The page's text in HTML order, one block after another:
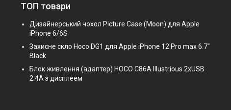
ТОП товари
Дизайнерський чохол Picture Case (Moon) для Apple
iPhone 6/6S
Захисне скло Hoco DG1 для Apple iPhone 12 Pro max 6.7"
Black
Блок живлення (адаптер) HOCO C86A Illustrious 2xUSB
2.4A з дисплеем